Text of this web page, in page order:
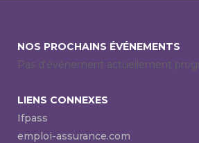
NOS PROCHAINS ÉVÉNEMENTS
Pas d'événement actuellement
LIENS CONNEXES
Ifpass
emploi-assurance.com